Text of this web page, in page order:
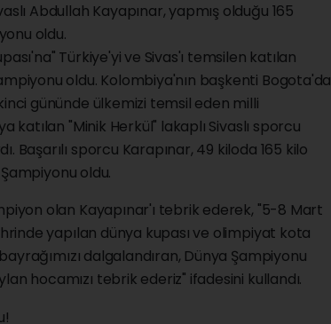
Abdullah Kayapınar, yapmış olduğu 165
oldu.
Türkiye'yi ve Sivas'ı temsilen katılan
oldu. Kolombiya'nın başkenti Bogota'da
gününde ülkemizi temsil eden milli
"Minik Herkül" lakaplı Sivaslı sporcu
Başarılı sporcu Karapınar, 49 kiloda 165 kilo
oldu.
olan Kayapınar'ı tebrik ederek, "5-8 Mart
yapılan dünya kupası ve olimpiyat kota
dalgalandıran, Dünya Şampiyonu
hocamızı tebrik ederiz" ifadesini kullandı.